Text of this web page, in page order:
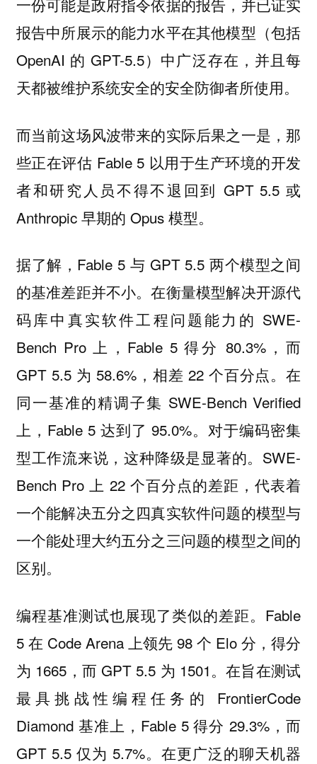
一份可能是政府指令依据的报告，并已证实
报告中所展示的能力水平在其他模型（包括
OpenAI 的 GPT-5.5）中广泛存在，并且每
天都被维护系统安全的安全防御者所使用。
而当前这场风波带来的实际后果之一是，那
些正在评估 Fable 5 以用于生产环境的开发
者和研究人员不得不退回到 GPT 5.5 或
Anthropic 早期的 Opus 模型。
据了解，Fable 5 与 GPT 5.5 两个模型之间
的基准差距并不小。在衡量模型解决开源代
码库中真实软件工程问题能力的 SWE-
Bench Pro 上，Fable 5 得分 80.3%，而
GPT 5.5 为 58.6%，相差 22 个百分点。在
同一基准的精调子集 SWE-Bench Verified
上，Fable 5 达到了 95.0%。对于编码密集
型工作流来说，这种降级是显著的。SWE-
Bench Pro 上 22 个百分点的差距，代表着
一个能解决五分之四真实软件问题的模型与
一个能处理大约五分之三问题的模型之间的
区别。
编程基准测试也展现了类似的差距。Fable
5 在 Code Arena 上领先 98 个 Elo 分，得分
为 1665，而 GPT 5.5 为 1501。在旨在测试
最具挑战性编程任务的 FrontierCode
Diamond 基准上，Fable 5 得分 29.3%，而
GPT 5.5 仅为 5.7%。在更广泛的聊天机器